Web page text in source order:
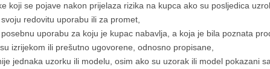
koji se pojave nakon prijelaza rizika na kupca ako su posljedica
redovitu uporabu ili za promet,
uporabu za koju je kupac nabavlja, a koja je bila poznata
izrijekom ili prešutno ugovorene, odnosno propisane,
jednaka uzorku ili modelu, osim ako su uzorak ili model pokazani